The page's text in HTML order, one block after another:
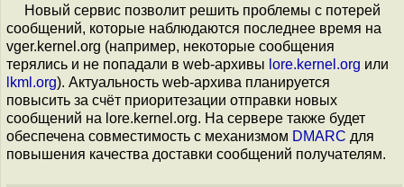
Новый сервис позволит решить проблемы с потерей
сообщений, которые наблюдаются последнее время на
vger.kernel.org (например, некоторые сообщения
терялись и не попадали в web-архивы lore.kernel.org или
lkml.org). Актуальность web-архива планируется
повысить за счёт приоритезации отправки новых
сообщений на lore.kernel.org. На сервере также будет
обеспечена совместимость с механизмом DMARC для
повышения качества доставки сообщений получателям.